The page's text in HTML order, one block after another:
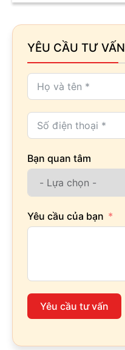
YÊU CẦU TƯ VẤN
Bạn quan tâm
Yêu cầu của bạn
Yêu cầu tư vấn